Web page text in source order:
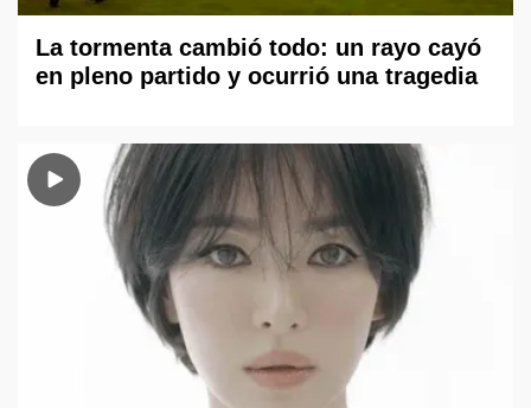
La tormenta cambió todo: un rayo cayó
en pleno partido y ocurrió una tragedia